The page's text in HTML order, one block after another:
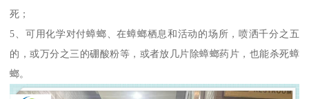
死；
5、可用化学对付蟑螂、在蟑螂栖息和活动的场所，喷洒千分之五
的，或万分之三的硼酸粉等，或者放几片除蟑螂药片，也能杀死蟑
螂。